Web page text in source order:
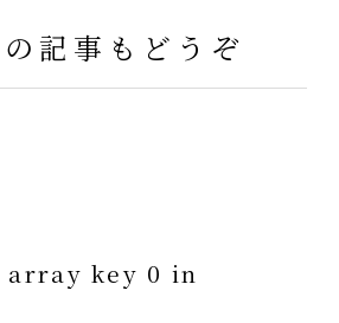
記事もどうぞ
array key 0 in